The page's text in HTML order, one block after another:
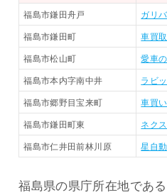
福島市鎌田舟戸
ガリ
福島市鎌田町
車買
福島市松山町
愛車
福島市本内字南中井
ラビ
福島市郷野目宝来町
車買
福島市鎌田町東
ネク
福島市仁井田前林川原
星自
福島県の県庁所在地であ